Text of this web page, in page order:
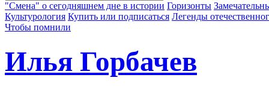
"Смена" о сегодняшнем дне в истории Горизонты
Культурология Купить или подписаться Легенды
Чтобы помнили
Илья Горбачев